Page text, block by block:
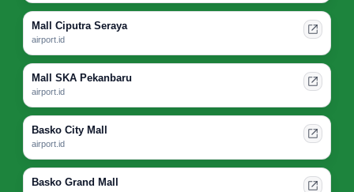
Mall Ciputra Seraya
airport.id
Mall SKA Pekanbaru
airport.id
Basko City Mall
airport.id
Basko Grand Mall